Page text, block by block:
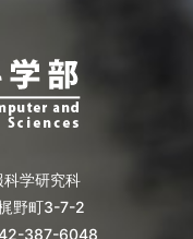
学研究科
野町3-7-2
387-6048